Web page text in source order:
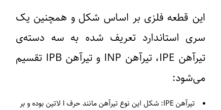
این قطعه فلزی بر اساس شکل و همچنین یک
سری استاندارد تعریف شده به سه دسته‌ی
تیرآهن IPE، تیرآهن INP و تیرآهن IPB تقسیم
می‌شود:
تیرآهن IPE: شکل این نوع تیرآهن مانند حرف I لاتین بوده و بر